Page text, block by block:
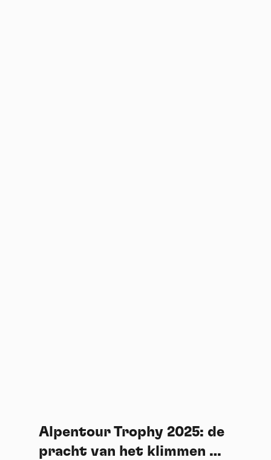
Alpentour Trophy 2025: de
pracht van het klimmen …